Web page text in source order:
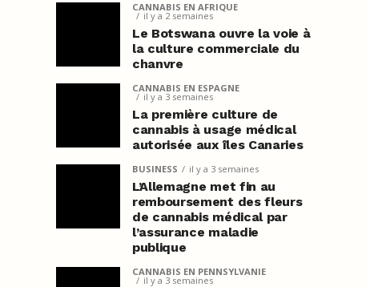
CANNABIS EN AFRIQUE
il y a 2 semaines
Le Botswana ouvre la voie à
la culture commerciale du
chanvre
CANNABIS EN ESPAGNE
il y a 3 semaines
La première culture de
cannabis à usage médical
autorisée aux îles Canaries
BUSINESS il y a 3 semaines
L’Allemagne met fin au
remboursement des fleurs
de cannabis médical par
l’assurance maladie
publique
CANNABIS EN PENNSYLVANIE
il y a 3 semaines